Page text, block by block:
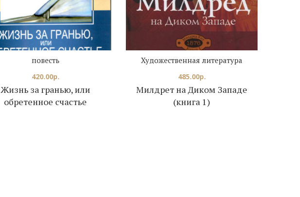
Жизнь за гранью, или
обретенное счастье
повесть
420.00р.
Милдрет на Диком Западе
(книга 1)
Художественная литература
485.00р.